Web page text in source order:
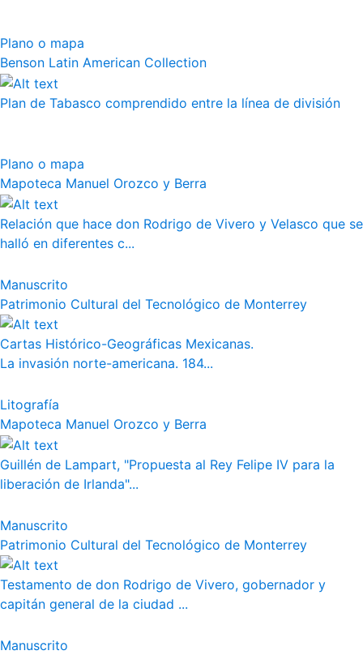
Plano o mapa
Benson Latin American Collection
Plan de Tabasco comprendido entre la línea de división
Plano o mapa
Mapoteca Manuel Orozco y Berra
Relación que hace don Rodrigo de Vivero y Velasco que se
halló en diferentes c...
Manuscrito
Patrimonio Cultural del Tecnológico de Monterrey
Cartas Histórico-Geográficas Mexicanas.
La invasión norte-americana. 184...
Litografía
Mapoteca Manuel Orozco y Berra
Guillén de Lampart, "Propuesta al Rey Felipe IV para la
liberación de Irlanda"...
Manuscrito
Patrimonio Cultural del Tecnológico de Monterrey
Testamento de don Rodrigo de Vivero, gobernador y
capitán general de la ciudad ...
Manuscrito